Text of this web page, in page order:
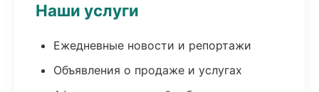
Наши услуги
Ежедневные новости и репортажи
Объявления о продаже и услугах